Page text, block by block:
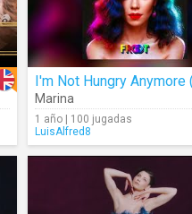
Marina
1 año | 100 jugadas
LuisAlfred8